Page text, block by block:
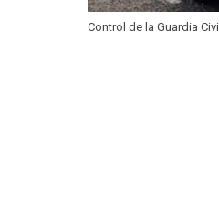
Control de la Guardia